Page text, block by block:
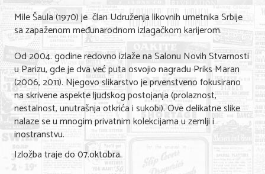
Mile Šaula (1970) je član Udruženja likovnih umetnika Srbije
sa zapaženom međunarodnom izlagačkom karijerom.
Od 2004. godine redovno izlaže na Salonu Novih Stvarnosti
u Parizu, gde je dva već puta osvojio nagradu Priks Maran
(2006, 2011). Njegovo slikarstvo je prvenstveno fokusirano
na skrivene aspekte ljudskog postojanja (prolaznost,
nestalnost, unutrašnja otkrića i sukobi). Ove delikatne slike
nalaze se u mnogim privatnim kolekcijama u zemlji i
inostranstvu.
Izložba traje do 07.oktobra.